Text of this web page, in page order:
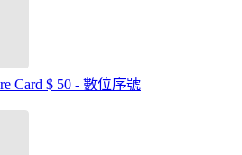
Card $ 50 - 數位序號